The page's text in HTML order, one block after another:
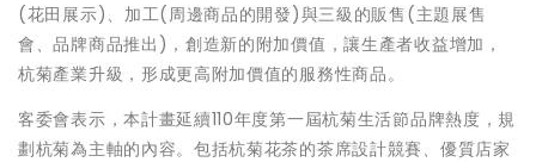
(花田展示)、加工(周邊商品的開發)與三級的販售(主題展售
會、品牌商品推出)，創造新的附加價值，讓生產者收益增加，
杭菊產業升級，形成更高附加價值的服務性商品。
客委會表示，本計畫延續110年度第一屆杭菊生活節品牌熱度，規
劃杭菊為主軸的內容。包括杭菊花茶的茶席設計競賽、優質店家